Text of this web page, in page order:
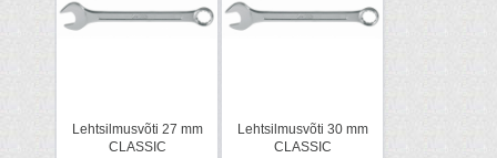
Lehtsilmusvõti 27 mm
CLASSIC
Lehtsilmusvõti 30 mm
CLASSIC